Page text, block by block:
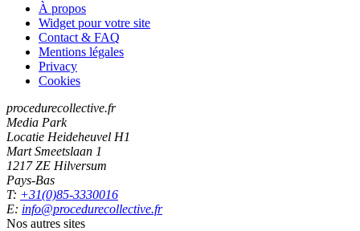
À propos
Widget pour votre site
Contact & FAQ
Mentions légales
Privacy
Cookies
procedurecollective.fr
Media Park
Locatie Heideheuvel H1
Mart Smeetslaan 1
1217 ZE Hilversum
Pays-Bas
T: +31(0)85-3330016
E: info@procedurecollective.fr
Nos autres sites